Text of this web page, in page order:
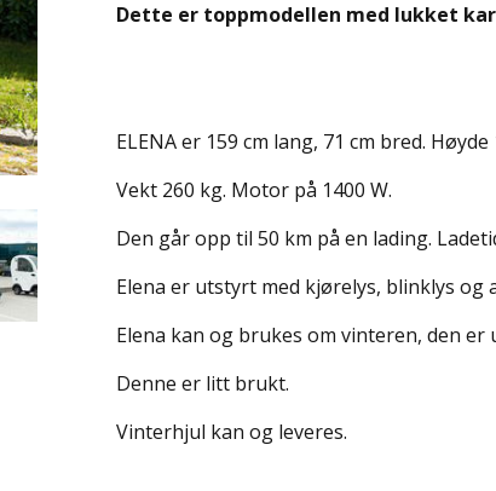
Dette er toppmodellen med lukket
ELENA er 159 cm lang, 71 cm bred. Høyde
Vekt 260 kg. Motor på 1400 W.
Den går opp til 50 km på en lading.
Elena er utstyrt med kjørelys, blinklys og
Elena kan og brukes om vinteren, den
Denne er litt brukt.
Vinterhjul kan og leveres.